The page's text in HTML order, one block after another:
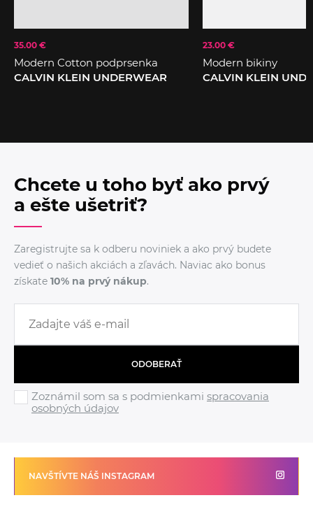
35.00 €
Modern Cotton podprsenka
CALVIN KLEIN UNDERWEAR
23.00 €
Modern bikiny
CALVIN KLEIN
Chcete u toho byť ako prvý
a ešte ušetriť?
Zaregistrujte sa k odberu noviniek a ako prvý budete
vedieť o našich akciách a zľavách. Naviac ako bonus
získate 10% na prvý nákup.
ODOBERAŤ
Zoznámil som sa s podmienkami spracovania
osobných údajov
NAVŠTÍVTE NÁŠ INSTAGRAM